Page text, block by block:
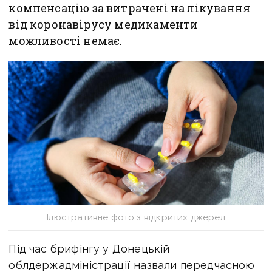
компенсацію за витрачені на лікування
від коронавірусу медикаменти
можливості немає.
Ілюстративне фото з відкритих джерел
Під час брифінгу у Донецькій
облдержадміністрації назвали передчасною